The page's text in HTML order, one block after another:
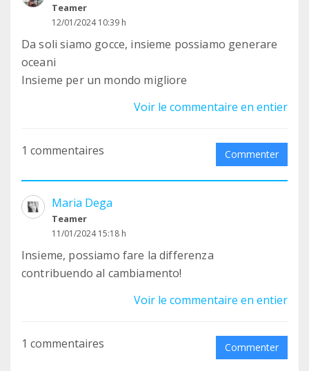
Teamer
12/01/2024 10:39 h
Da soli siamo gocce, insieme possiamo generare
oceani
Insieme per un mondo migliore
Voir le commentaire en entier
1 commentaires Commenter
Maria Dega
Teamer
11/01/2024 15:18 h
Insieme, possiamo fare la differenza
contribuendo al cambiamento!
Voir le commentaire en entier
1 commentaires Commenter